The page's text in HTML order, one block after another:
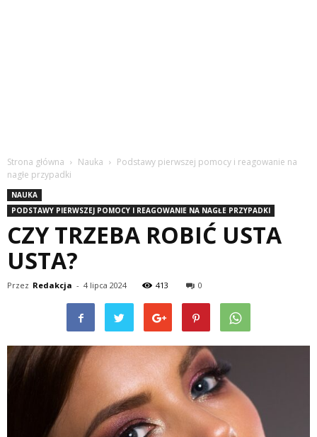
Strona główna Nauka
Podstawy pierwszej pomocy i reagowanie na
nagłe przypadki
NAUKA
PODSTAWY PIERWSZEJ POMOCY I REAGOWANIE NA NAGŁE PRZYPADKI
CZY TRZEBA ROBIĆ USTA
USTA?
Przez Redakcja - 4 lipca 2024 413 0